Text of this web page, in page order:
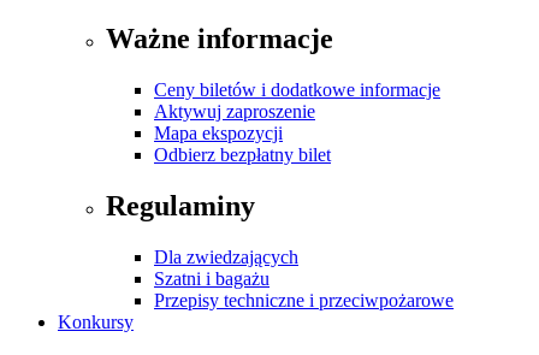
Ważne informacje
Ceny biletów i dodatkowe informacje
Aktywuj zaproszenie
Mapa ekspozycji
Odbierz bezpłatny bilet
Regulaminy
Dla zwiedzających
Szatni i bagażu
Przepisy techniczne i przeciwpożarowe
Konkursy